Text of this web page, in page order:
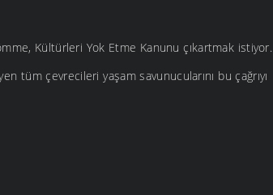
Kültürleri Yok Etme Kanunu çıkartmak istiyor.
tüm çevrecileri yaşam savunucularını bu çağrıyı